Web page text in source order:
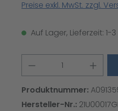
Preise exkl. MwSt. zzgl.
Auf Lager, Lieferzeit: 1-
Produkt
Produktnummer:
Hersteller-Nr.: